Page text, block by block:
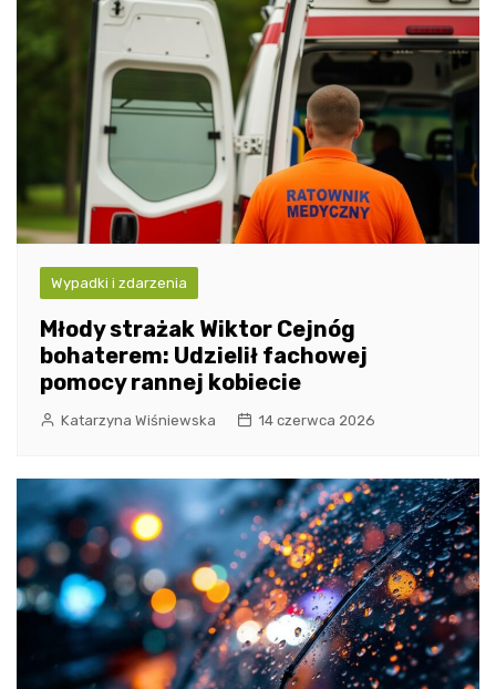
Wypadki i zdarzenia
Młody strażak Wiktor Cejnóg
bohaterem: Udzielił fachowej
pomocy rannej kobiecie
Katarzyna Wiśniewska 14 czerwca 2026